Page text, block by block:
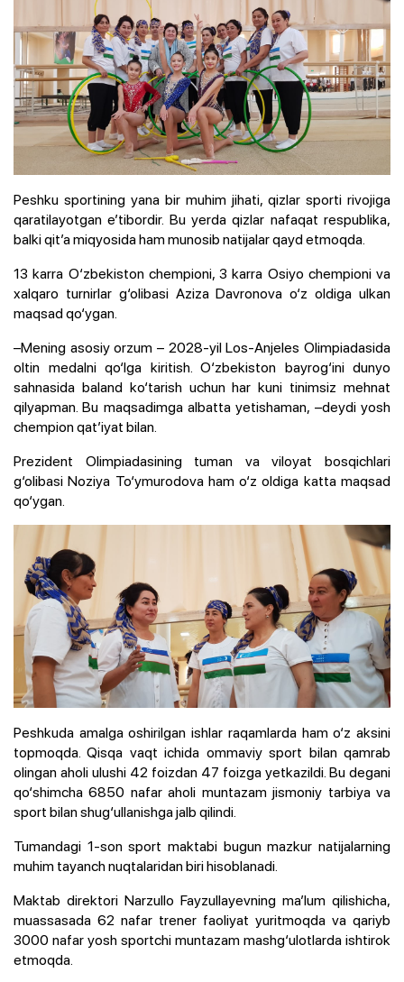
Peshku sportining yana bir muhim jihati, qizlar sporti rivojiga
qaratilayotgan e’tibordir. Bu yerda qizlar nafaqat respublika,
balki qit’a miqyosida ham munosib natijalar qayd etmoqda.
13 karra O‘zbekiston chempioni, 3 karra Osiyo chempioni va
xalqaro turnirlar g‘olibasi Aziza Davronova o‘z oldiga ulkan
maqsad qo‘ygan.
–Mening asosiy orzum – 2028-yil Los-Anjeles Olimpiadasida
oltin medalni qo‘lga kiritish. O‘zbekiston bayrog‘ini dunyo
sahnasida baland ko‘tarish uchun har kuni tinimsiz mehnat
qilyapman. Bu maqsadimga albatta yetishaman, –deydi yosh
chempion qat’iyat bilan.
Prezident Olimpiadasining tuman va viloyat bosqichlari
g‘olibasi Noziya To‘ymurodova ham o‘z oldiga katta maqsad
qo‘ygan.
Peshkuda amalga oshirilgan ishlar raqamlarda ham o‘z aksini
topmoqda. Qisqa vaqt ichida ommaviy sport bilan qamrab
olingan aholi ulushi 42 foizdan 47 foizga yetkazildi. Bu degani
qo‘shimcha 6850 nafar aholi muntazam jismoniy tarbiya va
sport bilan shug‘ullanishga jalb qilindi.
Tumandagi 1-son sport maktabi bugun mazkur natijalarning
muhim tayanch nuqtalaridan biri hisoblanadi.
Maktab direktori Narzullo Fayzullayevning ma’lum qilishicha,
muassasada 62 nafar trener faoliyat yuritmoqda va qariyb
3000 nafar yosh sportchi muntazam mashg‘ulotlarda ishtirok
etmoqda.